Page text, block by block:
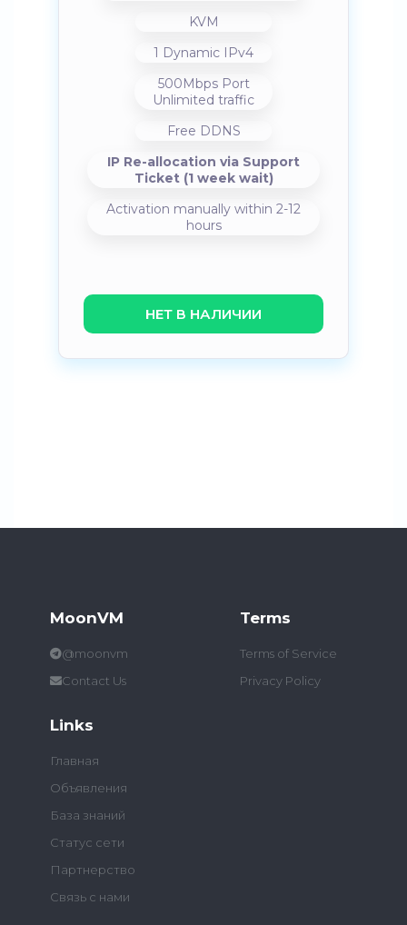
KVM
1 Dynamic IPv4
500Mbps Port
Unlimited traffic
Free DDNS
IP Re-allocation via Support
Ticket (1 week wait)
Activation manually within 2-12
hours
НЕТ В НАЛИЧИИ
MoonVM
@moonvm
Contact Us
Terms
Terms of Service
Privacy Policy
Links
Главная
Объявления
База знаний
Статус сети
Партнерство
Связь с нами